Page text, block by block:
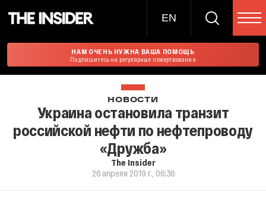
EN
НАМ ОЧЕНЬ НУЖНА ВАША ПОМОЩЬ
Подпишитесь на регулярные пожертвования
НОВОСТИ
Украина остановила транзит
российской нефти по нефтепроводу
«Дружба»
The Insider
26 апреля 2019 г., 06:36